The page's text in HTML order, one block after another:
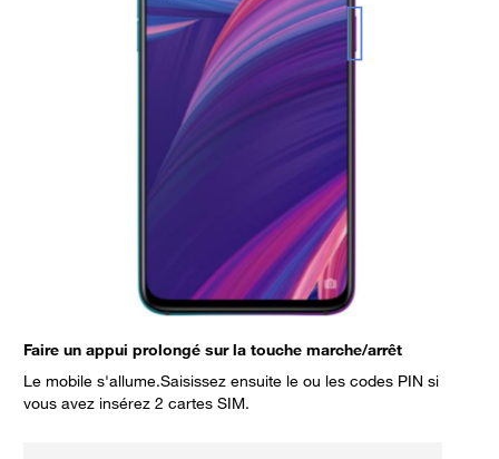
Faire un appui prolongé sur la touche marche/arrêt
Le mobile s'allume.Saisissez ensuite le ou les codes PIN si
vous avez insérez 2 cartes SIM.